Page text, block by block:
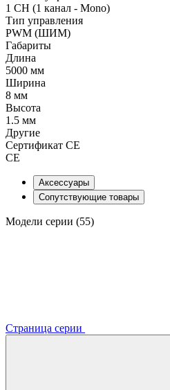
1 CH (1 канал - Mono)
Тип управления
PWM (ШИМ)
Габариты
Длина
5000 мм
Ширина
8 мм
Высота
1.5 мм
Другие
Сертификат CE
CE
Аксессуары
Сопутствующие товары
Модели серии (55)
Страница серии